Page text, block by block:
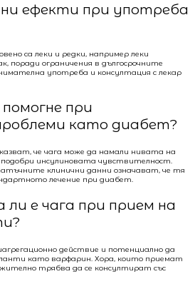
ефекти при употреба
са леки и редки, например леки
поради ограничения в дългосрочните
употреба и консултация с лекар
при
като диабет?
че чага може да намали нивата на
подобри инсулиновата чувствителност.
клинични данни означават, че тя
лечение при диабет.
ли е чага при прием на
действие и потенциално да
като варфарин. Хора, които приемат
трябва да се консултират със